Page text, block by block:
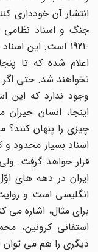
انتشار آن خودداری
-1921 است. این
نخواهند شد. حتی اگر
وجود ندارد که این
اینجا، انسان
اسناد بسیار محدود
قرار خواهد گرفت. ولی
ایران در دهه های
انگلیسی است و
برای مثال، اشاره می
استفانی کرونین،
دیگری را هم می توان